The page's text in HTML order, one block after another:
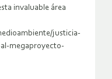
invaluable área
justicia-
megaproyecto-